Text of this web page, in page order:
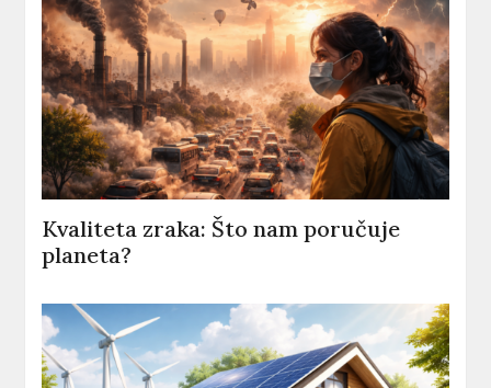
Kvaliteta zraka: Što nam poručuje
planeta?